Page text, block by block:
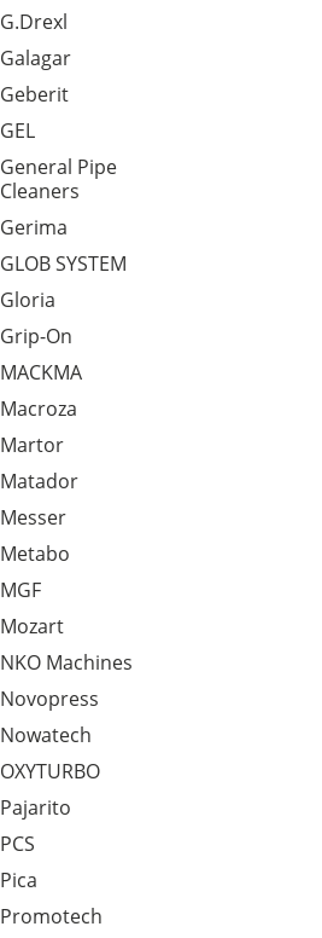
G.Drexl
Galagar
Geberit
GEL
General Pipe
Cleaners
Gerima
GLOB SYSTEM
Gloria
Grip-On
MACKMA
Macroza
Martor
Matador
Messer
Metabo
MGF
Mozart
NKO Machines
Novopress
Nowatech
OXYTURBO
Pajarito
PCS
Pica
Promotech